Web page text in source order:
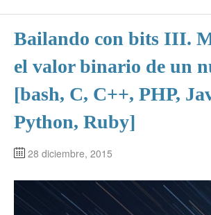
Bailando con bits III.
el valor binario de un
[bash, C, C++, PHP,
Python, Ruby]
28 diciembre, 2015